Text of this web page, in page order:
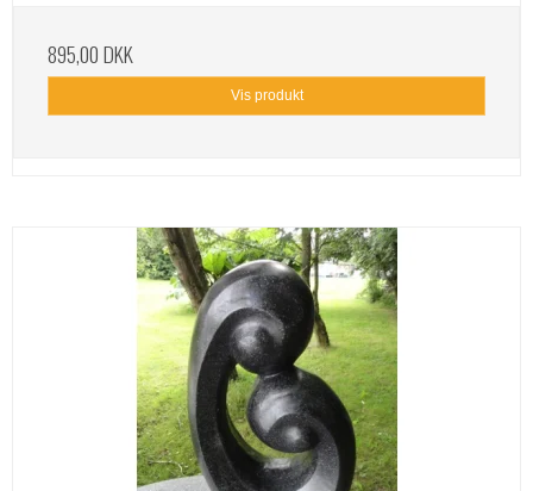
895,00 DKK
Vis produkt